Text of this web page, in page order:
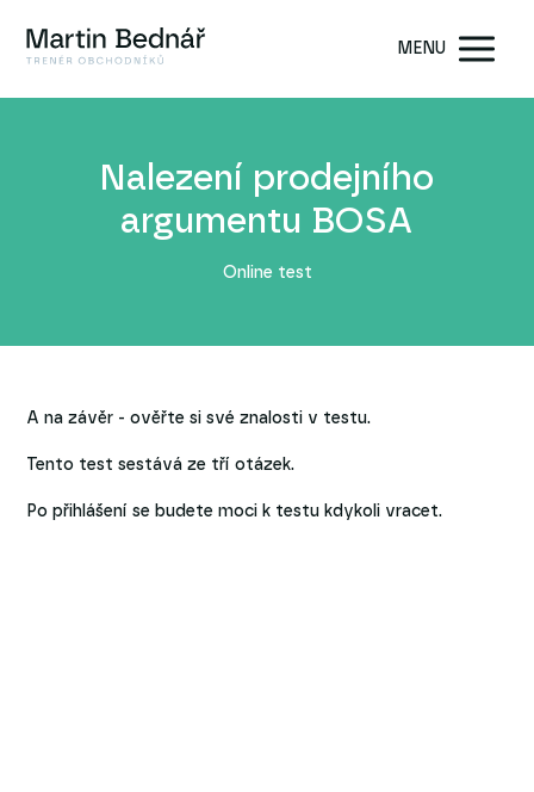
MENU
Nalezení prodejního
argumentu BOSA
Online test
A na závěr - ověřte si své znalosti v testu.
Tento test sestává ze tří otázek.
Po přihlášení se budete moci k testu kdykoli vracet.